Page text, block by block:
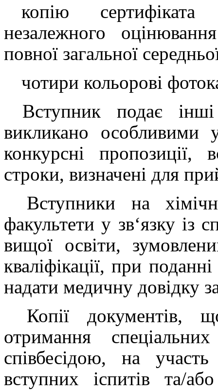
копію сертифіката
незалежного
повної загальної
чотири кольорові
Вступник подає
викликано особливими
конкурсні пропозиції,
строки, визначені для
Вступники на
факультети у зв‘язку із
вищої освіти,
кваліфікації, при
надати медичну довідку
Копії документів,
отримання
співбесідою, на
вступних іспитів та/